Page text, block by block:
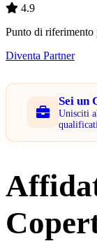
4.9
Punto di riferimento
Diventa Partner
Sei un
Unisciti
qualificati.